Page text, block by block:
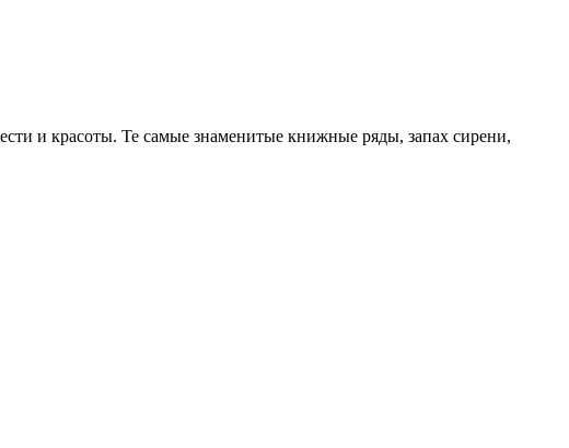
и красоты. Те самые знаменитые книжные ряды, запах сирени,